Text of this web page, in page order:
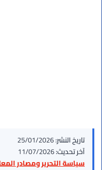
تاريخ النشر:25/01/2026
آخر تحديث:11/07/2026
سياسة التحرير ومصادر